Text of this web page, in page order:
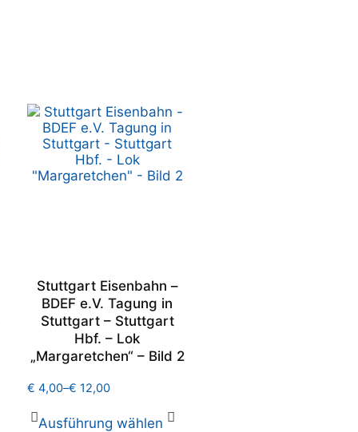
Stuttgart Eisenbahn –
BDEF e.V. Tagung in
Stuttgart – Stuttgart
Hbf. – Lok
„Margaretchen“ – Bild 2
€ 4,00–€ 12,00
Ausführung wählen